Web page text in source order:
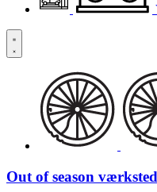
Out of season